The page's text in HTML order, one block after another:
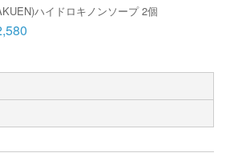
ハイドロキノンソープ 2個